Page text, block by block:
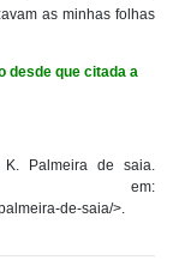
as minhas folhas
desde que citada a
K. Palmeira de saia.
em:
de-saia/>.